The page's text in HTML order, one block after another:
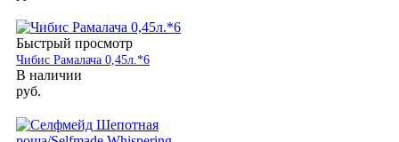
Быстрый просмотр
Чибис Рамалача 0,45л.*6
В наличии
руб.